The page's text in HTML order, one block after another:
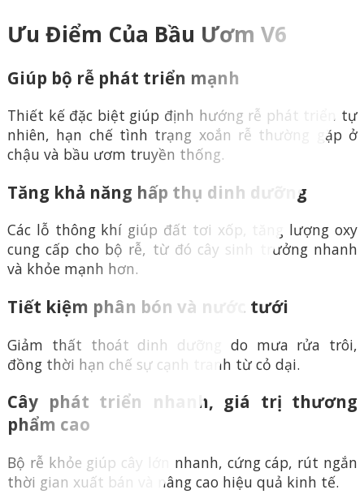
Ưu Điểm Của Bầu Ươm V6
Giúp bộ rễ phát triển mạnh
Thiết kế đặc biệt giúp định hướng rễ phát triển tự
nhiên, hạn chế tình trạng xoắn rễ thường gặp ở
chậu và bầu ươm truyền thống.
Tăng khả năng hấp thụ dinh dưỡng
Các lỗ thông khí giúp đất tơi xốp, tăng lượng oxy
cung cấp cho bộ rễ, từ đó cây sinh trưởng nhanh
và khỏe mạnh hơn.
Tiết kiệm phân bón và nước tưới
Giảm thất thoát dinh dưỡng do mưa rửa trôi,
đồng thời hạn chế sự cạnh tranh từ cỏ dại.
Cây phát triển nhanh, giá trị thương
phẩm cao
Bộ rễ khỏe giúp cây lớn nhanh, cứng cáp, rút ngắn
thời gian xuất bán và nâng cao hiệu quả kinh tế.